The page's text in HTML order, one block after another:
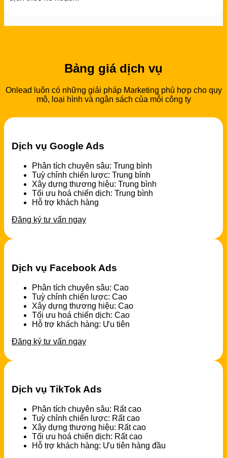
Bảng giá dịch vụ
Onlead luôn có những giải pháp Marketing phù hợp cho quy
mô, loại hình và ngân sách của mỗi công ty
Dịch vụ Google Ads
Phân tích chuyên sâu: Trung bình
Tuỳ chỉnh chiến lược: Trung bình
Xây dựng thương hiệu: Trung bình
Tối ưu hoá chiến dịch: Trung bình
Hỗ trợ khách hàng
Đăng ký tư vấn ngay
Dịch vụ Facebook Ads
Phân tích chuyên sâu: Cao
Tuỳ chỉnh chiến lược: Cao
Xây dựng thương hiệu: Cao
Tối ưu hoá chiến dịch: Cao
Hỗ trợ khách hàng: Ưu tiên
Đăng ký tư vấn ngay
Dịch vụ TikTok Ads
Phân tích chuyên sâu: Rất cao
Tuỳ chỉnh chiến lược: Rất cao
Xây dựng thương hiệu: Rất cao
Tối ưu hoá chiến dịch: Rất cao
Hỗ trợ khách hàng: Ưu tiên hàng đầu